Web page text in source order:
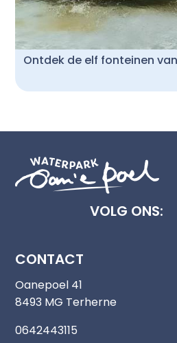
Ontdek de elf fonteinen
VOLG ONS:
CONTACT
Oanepoel 41
8493 MG Terherne
0642443115